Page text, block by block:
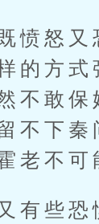
怒又恐
的方
不敢
不下
老不可
些恐